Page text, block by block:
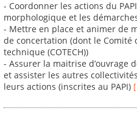
- Coordonner les actions du
morphologique et les
- Mettre en place et animer de
de concertation (dont le Comité
technique (COTECH))
- Assurer la maitrise d’ouvrage
et assister les autres
leurs actions (inscrites au PAPI)